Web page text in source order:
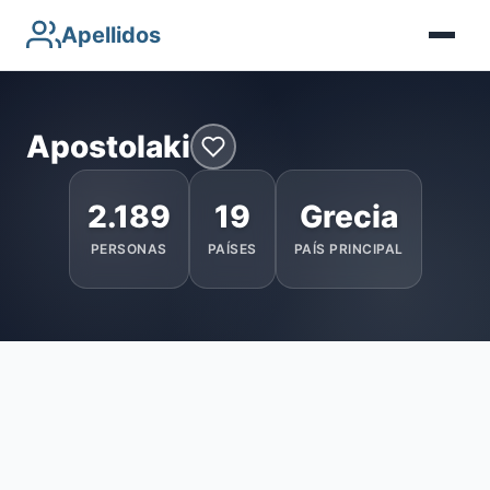
Apellidos
Apostolaki
2.189
PERSONAS
19
PAÍSES
Grecia
PAÍS PRINCIPAL